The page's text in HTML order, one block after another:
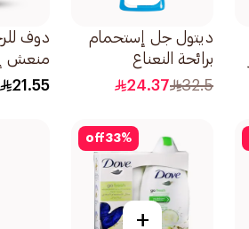
ديتول جل إستحمام
برائحة النعناع
والبرغموت 700مل
32.5
24.37
دوف
منعش
250مل
21.55
33%
off
+